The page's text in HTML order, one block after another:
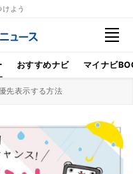
よう
おすすめナビ マイナビ
先表示する方法